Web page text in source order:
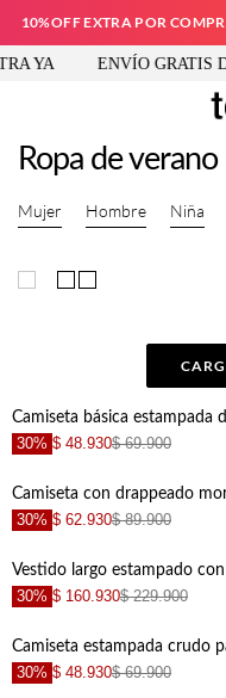
10%OFF EXTRA POR
YA ENVÍO GRATIS
Ropa de verano
Mujer Hombre Niña
30% $ 48.930$ 69.900
30% $ 62.930$ 89.900
30% $ 160.930$ 229.900
30% $ 48.930$ 69.900